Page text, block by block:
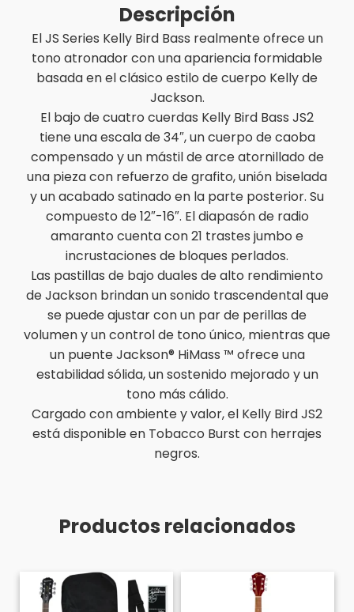
Descripción
El JS Series Kelly Bird Bass realmente ofrece un
tono atronador con una apariencia formidable
basada en el clásico estilo de cuerpo Kelly de
Jackson.
El bajo de cuatro cuerdas Kelly Bird Bass JS2
tiene una escala de 34″, un cuerpo de caoba
compensado y un mástil de arce atornillado de
una pieza con refuerzo de grafito, unión biselada
y un acabado satinado en la parte posterior. Su
compuesto de 12″-16″. El diapasón de radio
amaranto cuenta con 21 trastes jumbo e
incrustaciones de bloques perlados.
Las pastillas de bajo duales de alto rendimiento
de Jackson brindan un sonido trascendental que
se puede ajustar con un par de perillas de
volumen y un control de tono único, mientras que
un puente Jackson® HiMass ™ ofrece una
estabilidad sólida, un sostenido mejorado y un
tono más cálido.
Cargado con ambiente y valor, el Kelly Bird JS2
está disponible en Tobacco Burst con herrajes
negros.
Productos relacionados